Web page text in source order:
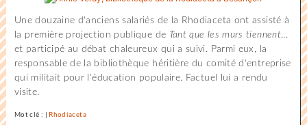
monde
au
Festival
international
du
Une douzaine d'anciens salariés de la Rhodiaceta ont assisté à
la première projection publique de Tant que les murs tiennent...
et participé au débat chaleureux qui a suivi. Parmi eux, la
responsable de la bibliothèque héritière du comité d'entreprise
qui militait pour l'éducation populaire. Factuel lui a rendu
visite.
Mot clé : | Rhodiaceta